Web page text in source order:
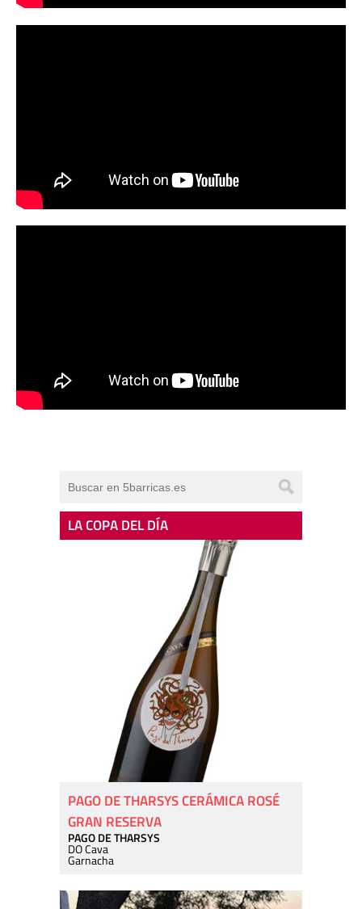
LA COPA DEL DÍA
PAGO DE THARSYS CERÁMICA ROSÉ
GRAN RESERVA
PAGO DE THARSYS
DO Cava
Garnacha